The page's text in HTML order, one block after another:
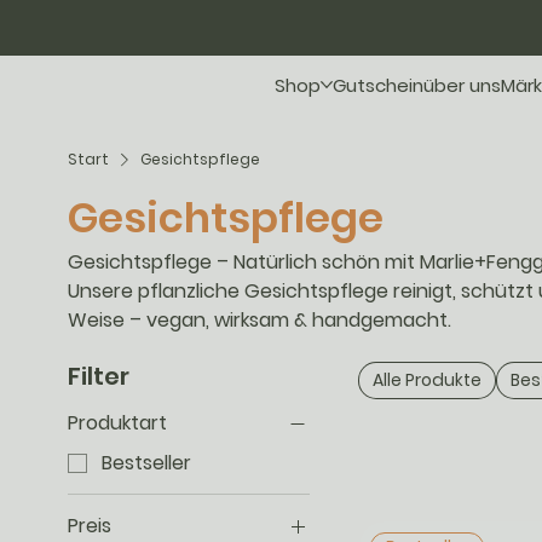
Shop Gutscheinüber uns
Start Gesichtspflege
Gesichtspflege
Gesichtspflege – Natürlich schön mit
Unsere pflanzliche Gesichtspflege reinigt,
Weise – vegan, wirksam & handgemacht.
Filter
Produktart
Bestseller
Preis
Alle Produkte